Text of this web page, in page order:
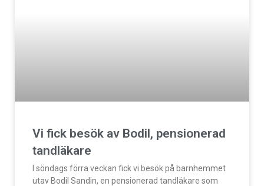
Vi fick besök av Bodil, pensionerad
tandläkare
I söndags förra veckan fick vi besök på barnhemmet
utav Bodil Sandin, en pensionerad tandläkare som